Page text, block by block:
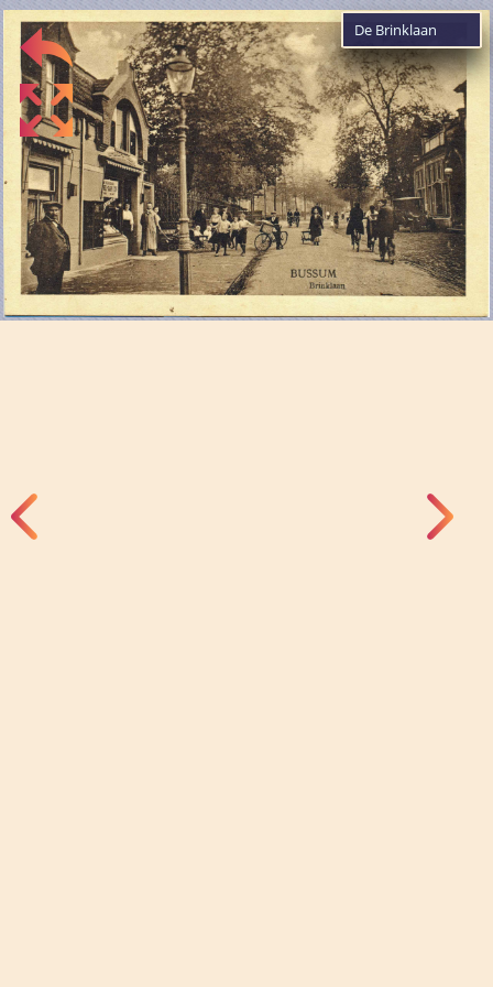
De Brinklaan